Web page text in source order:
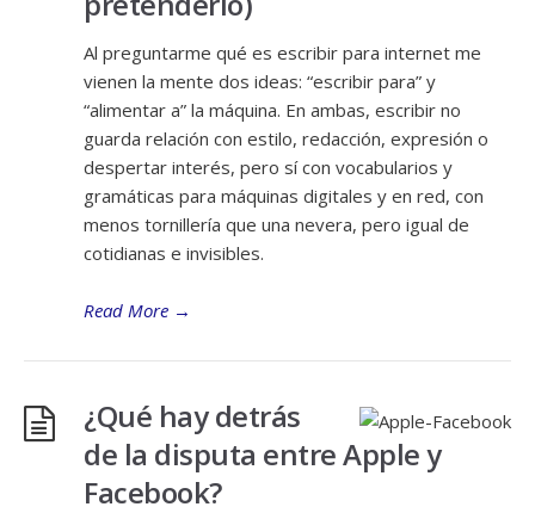
Al preguntarme qué es escribir para internet me
vienen la mente dos ideas: “escribir para” y
“alimentar a” la máquina. En ambas, escribir no
guarda relación con estilo, redacción, expresión o
despertar interés, pero sí con vocabularios y
gramáticas para máquinas digitales y en red, con
menos tornillería que una nevera, pero igual de
cotidianas e invisibles.
Read More →
¿Qué hay detrás
de la disputa entre Apple y
Facebook?